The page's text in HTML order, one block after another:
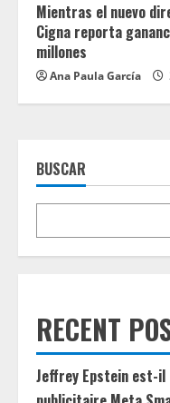
Mientras el nuevo
Cigna reporta
millones
Ana Paula García
BUSCAR
RECENT
Jeffrey Epstein est-il